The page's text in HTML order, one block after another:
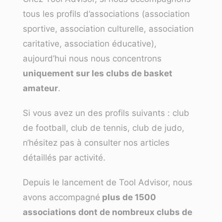
tous les profils d’associations (association
sportive, association culturelle, association
caritative, association éducative),
aujourd’hui nous nous concentrons
uniquement sur les clubs de basket
amateur.
Si vous avez un des profils suivants : club
de football, club de tennis, club de judo,
n‘hésitez pas à consulter nos articles
détaillés par activité.
Depuis le lancement de Tool Advisor, nous
avons accompagné plus de 1500
associations dont de nombreux clubs de